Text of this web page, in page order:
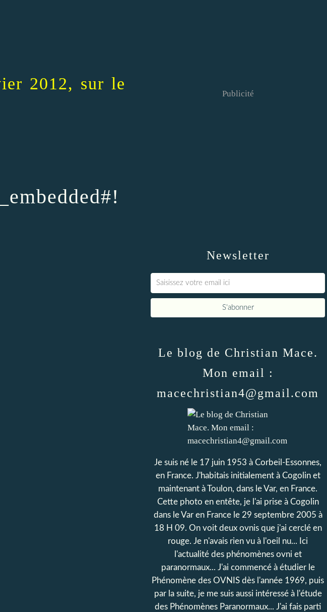
2012, sur le
#!
Newsletter
Publicité
Le blog de Christian Mace.
Mon email :
macechristian4@gmail.com
Je suis né le 17 juin 1953 à Corbeil-Essonnes,
en France. J'habitais initialement à Cogolin et
maintenant à Toulon, dans le Var, en France.
Cette photo en entête, je l'ai prise à Cogolin
dans le Var en France le 29 septembre 2005 à
18 H 09. On voit deux ovnis que j'ai cerclé en
rouge. Je n'avais rien vu à l'oeil nu... Ici
l'actualité des phénomènes ovni et
paranormaux... J'ai commencé à étudier le
Phénomène des OVNIS dès l'année 1969, puis
par la suite, je me suis aussi intéressé à l'étude
des Phénomènes Paranormaux... J'ai fais parti